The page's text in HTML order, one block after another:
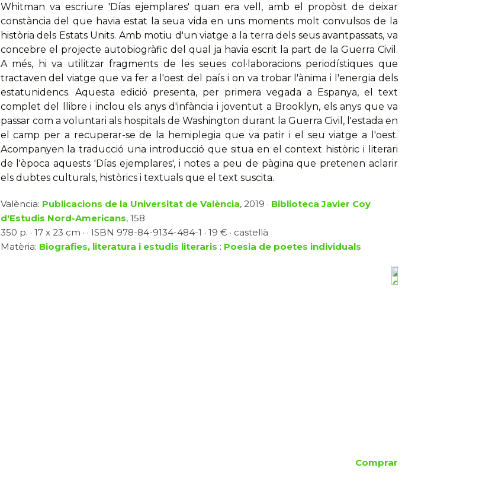
Whitman va escriure 'Días ejemplares' quan era vell, amb el propòsit de deixar
constància del que havia estat la seua vida en uns moments molt convulsos de la
història dels Estats Units. Amb motiu d'un viatge a la terra dels seus avantpassats, va
concebre el projecte autobiogràfic del qual ja havia escrit la part de la Guerra Civil.
A més, hi va utilitzar fragments de les seues col·laboracions periodístiques que
tractaven del viatge que va fer a l'oest del país i on va trobar l'ànima i l'energia dels
estatunidencs. Aquesta edició presenta, per primera vegada a Espanya, el text
complet del llibre i inclou els anys d'infància i joventut a Brooklyn, els anys que va
passar com a voluntari als hospitals de Washington durant la Guerra Civil, l'estada en
el camp per a recuperar-se de la hemiplegia que va patir i el seu viatge a l'oest.
Acompanyen la traducció una introducció que situa en el context històric i literari
de l'època aquests 'Días ejemplares', i notes a peu de pàgina que pretenen aclarir
els dubtes culturals, històrics i textuals que el text suscita.
València: Publicacions de la Universitat de València, 2019 · Biblioteca Javier Coy
d'Estudis Nord-Americans, 158
350 p. · 17 x 23 cm · · ISBN 978-84-9134-484-1 · 19 € · castellà
Matèria: Biografies, literatura i estudis literaris : Poesia de poetes individuals
Comprar